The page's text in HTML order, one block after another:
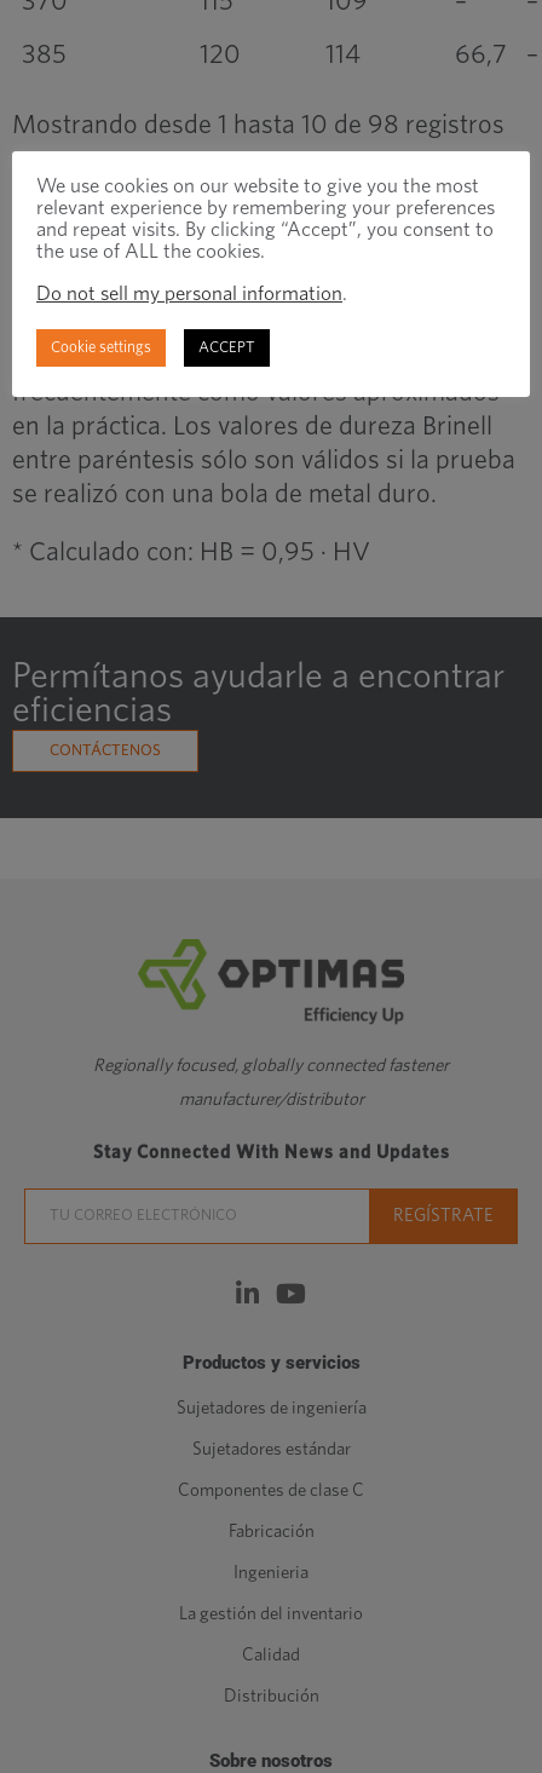
385
120 114 66,7 –
Mostrando desde 1 hasta 10 de 98 registros
❮ 1 2 3 4 5 … 10
Las cifras entre paréntesis representan
valores de dureza que van más allá del
alcance definido de la prueba de dureza
estandarizada pero que se utilizan
frecuentemente como valores aproximados
en la práctica. Los valores de dureza Brinell
entre paréntesis sólo son válidos si la prueba
se realizó con una bola de metal duro.
* Calculado con: HB = 0,95 · HV
Permítanos ayudarle a encontrar
eficiencias
CONTÁCTENOS
Regionally focused, globally connected fastener
manufacturer/distributor
Stay Connected With News and Updates
Productos y servicios
Sujetadores de ingeniería
Sujetadores estándar
Componentes de clase C
Fabricación
Ingenieria
La gestión del inventario
Calidad
Distribución
Sobre nosotros
We use cookies on our website to give you the most
relevant experience by remembering your preferences
and repeat visits. By clicking “Accept”, you consent to
the use of ALL the cookies.
Do not sell my personal information.
Cookie settings ACCEPT